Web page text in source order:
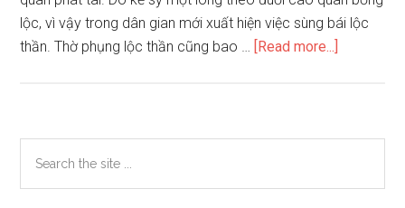
lộc, vì vậy trong dân gian mới xuất hiện việc sùng bái lộc
thần. Thờ phụng lộc thần cũng bao … [Read more...]
tích
thuyết
Primary
Sidebar
the